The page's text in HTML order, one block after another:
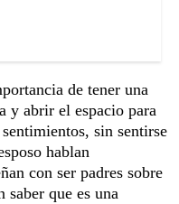
de tener una
y abrir el espacio para
sin sentirse
hablan
con ser padres sobre
saber que es una